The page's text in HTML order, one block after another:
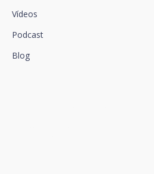
Vídeos
Podcast
Blog